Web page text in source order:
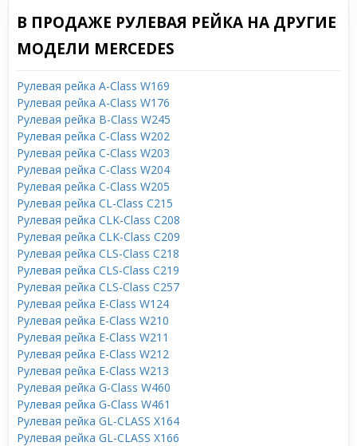
В ПРОДАЖЕ РУЛЕВАЯ РЕЙКА НА ДРУГИЕ
МОДЕЛИ MERCEDES
Рулевая рейка A-Class W169
Рулевая рейка A-Class W176
Рулевая рейка B-Class W245
Рулевая рейка C-Class W202
Рулевая рейка C-Class W203
Рулевая рейка C-Class W204
Рулевая рейка C-Class W205
Рулевая рейка CL-Class C215
Рулевая рейка CLK-Class C208
Рулевая рейка CLK-Class C209
Рулевая рейка CLS-Class C218
Рулевая рейка CLS-Class C219
Рулевая рейка CLS-Class C257
Рулевая рейка E-Class W124
Рулевая рейка E-Class W210
Рулевая рейка E-Class W211
Рулевая рейка E-Class W212
Рулевая рейка E-Class W213
Рулевая рейка G-Class W460
Рулевая рейка G-Class W461
Рулевая рейка GL-CLASS X164
Рулевая рейка GL-CLASS X166